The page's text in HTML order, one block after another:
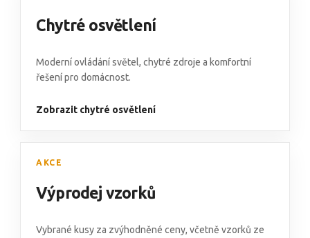
Chytré osvětlení
Moderní ovládání světel, chytré zdroje a komfortní
řešení pro domácnost.
Zobrazit chytré osvětlení
AKCE
Výprodej vzorků
Vybrané kusy za zvýhodněné ceny, včetně vzorků ze